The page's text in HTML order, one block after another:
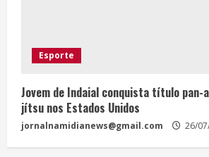
Esporte
Jovem de Indaial conquista título pan-
jítsu nos Estados Unidos
jornalnamidianews@gmail.com 26/